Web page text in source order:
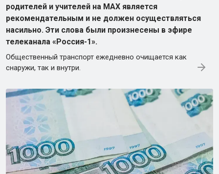
родителей и учителей на МАХ является
рекомендательным и не должен осуществляться
насильно. Эти слова были произнесены в эфире
телеканала «Россия-1».
Общественный транспорт ежедневно очищается как
снаружи, так и внутри.